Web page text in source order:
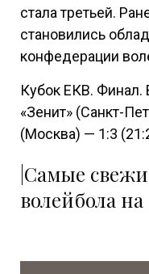
стала третьей.
становились
конфедерации
Кубок ЕКВ.
«Зенит» (Санкт-
(Москва) — 1:3
|Самые
волейбола на